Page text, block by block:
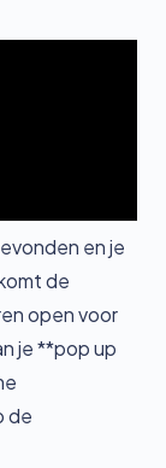
en je
de
open voor
je **pop up
de